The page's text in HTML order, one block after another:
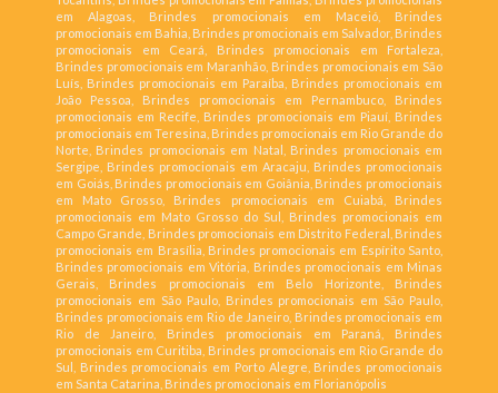
em Alagoas, Brindes promocionais em Maceió, Brindes
promocionais em Bahia, Brindes promocionais em Salvador, Brindes
promocionais em Ceará, Brindes promocionais em Fortaleza,
Brindes promocionais em Maranhão, Brindes promocionais em São
Luís, Brindes promocionais em Paraíba, Brindes promocionais em
João Pessoa, Brindes promocionais em Pernambuco, Brindes
promocionais em Recife, Brindes promocionais em Piauí, Brindes
promocionais em Teresina, Brindes promocionais em Rio Grande do
Norte, Brindes promocionais em Natal, Brindes promocionais em
Sergipe, Brindes promocionais em Aracaju, Brindes promocionais
em Goiás, Brindes promocionais em Goiânia, Brindes promocionais
em Mato Grosso, Brindes promocionais em Cuiabá, Brindes
promocionais em Mato Grosso do Sul, Brindes promocionais em
Campo Grande, Brindes promocionais em Distrito Federal, Brindes
promocionais em Brasília, Brindes promocionais em Espírito Santo,
Brindes promocionais em Vitória, Brindes promocionais em Minas
Gerais, Brindes promocionais em Belo Horizonte, Brindes
promocionais em São Paulo, Brindes promocionais em São Paulo,
Brindes promocionais em Rio de Janeiro, Brindes promocionais em
Rio de Janeiro, Brindes promocionais em Paraná, Brindes
promocionais em Curitiba, Brindes promocionais em Rio Grande do
Sul, Brindes promocionais em Porto Alegre, Brindes promocionais
em Santa Catarina, Brindes promocionais em Florianópolis